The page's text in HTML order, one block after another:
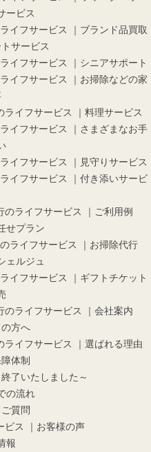
ービス
イフサービス ｜ブランド品買取
サービス
イフサービス ｜シニアサポート
イフサービス ｜お掃除などの家
イフサービス ｜料理サービス
イフサービス ｜さまざまなお手
イフサービス ｜見守りサービス
イフサービス ｜付き添いサービ
ライフサービス ｜ご利用例
せプラン
ライフサービス ｜お掃除代行
ェルジュ
イフサービス ｜ギフトチケット
ライフサービス ｜会社案内
方へ
イフサービス ｜選ばれる理由
体制
了いたしました～
の流れ
質問
ビス ｜お客様の声
報